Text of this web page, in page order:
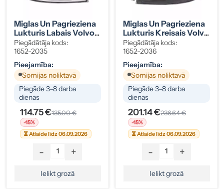
Miglas Un Pagrieziena
Lukturis Labais Volvo
FH16, No 5/12, Hroma
Ietvars
Piegādātāja kods:
1652-2035
Pieejamība:
Somijas noliktavā
Piegāde 3–8 darba
dienās
114.75 €135.00 €
-15%
⏳ Atlaide līdz 06.09.2026
- +
Ielikt grozā
Miglas Un Pagrieziena
Lukturis Kreisais Volvo
FH16, No 5/12, Melns
Ietvars
Piegādātāja kods:
1652-2036
Pieejamība:
Somijas noliktavā
Piegāde 3–8 darba
dienās
201.14 €236.64 €
-15%
⏳ Atlaide līdz 06.09.2026
- +
Ielikt grozā